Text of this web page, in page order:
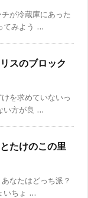
が冷蔵庫にあった
てみよう ...
スのブロック
を求めていないっ
い方が良 ...
たけのこの里
なたはどっち派？
いちょ ...